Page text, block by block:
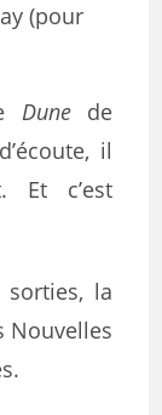
(pour
Dunede
il
Et c’est
la
Nouvelles